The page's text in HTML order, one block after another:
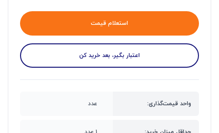
استعلام قیمت
اعتبار بگیر، بعد خرید کن
واحد قیمت‌گذاری: عدد